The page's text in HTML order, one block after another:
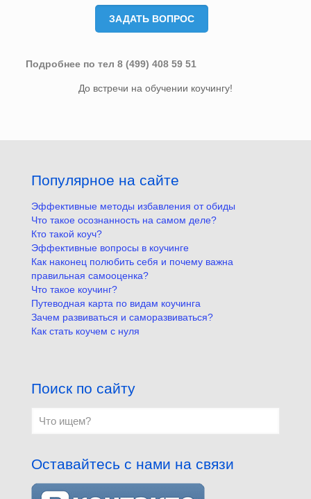
ЗАДАТЬ ВОПРОС
Подробнее по тел 8 (499) 408 59 51
До встречи на обучении коучингу!
Популярное на сайте
Эффективные методы избавления от обиды
Что такое осознанность на самом деле?
Кто такой коуч?
Эффективные вопросы в коучинге
Как наконец полюбить себя и почему важна
правильная самооценка?
Что такое коучинг?
Путеводная карта по видам коучинга
Зачем развиваться и саморазвиваться?
Как стать коучем с нуля
Поиск по сайту
Оставайтесь с нами на связи